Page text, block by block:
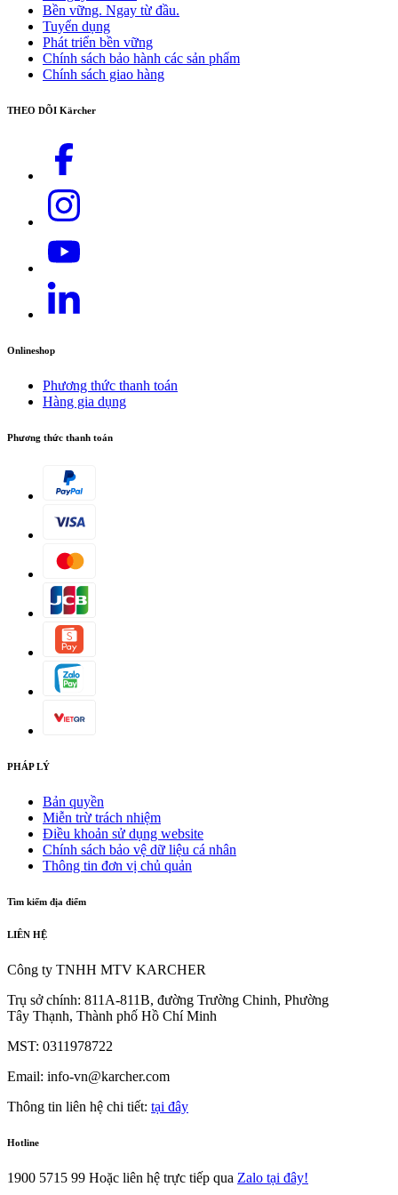
Thông tin liên hệ chi tiết:tại đây
Bền vững. Ngay từ đầu.
Tuyển dụng
Phát triển bền vững
Chính sách bảo hành các sản phẩm
Chính sách giao hàng
THEO DÕI Kärcher
Onlineshop
Phương thức thanh toán
Hàng gia dụng
Phương thức thanh toán
PHÁP LÝ
Bản quyền
Miễn trừ trách nhiệm
Điều khoản sử dụng website
Chính sách bảo vệ dữ liệu cá nhân
Thông tin đơn vị chủ quản
Tìm kiếm địa điểm
LIÊN HỆ
Công ty TNHH MTV KARCHER
Trụ sở chính: 811A-811B, đường Trường Chinh, Phường
Tây Thạnh, Thành phố Hồ Chí Minh
MST: 0311978722
Email: info-vn@karcher.com
Thông tin liên hệ chi tiết: tại đây
Hotline
1900 5715 99 Hoặc liên hệ trực tiếp qua Zalo tại đây!